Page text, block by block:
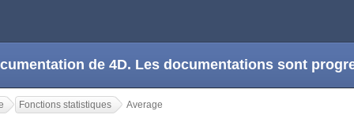
de 4D. Les documentations sont
Fonctions statistiques Average